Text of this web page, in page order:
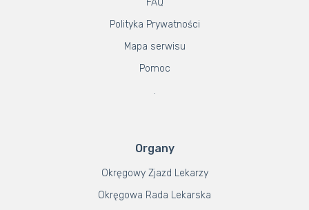
Polityka Prywatności
Mapa serwisu
Pomoc
.
Organy
Okręgowy Zjazd Lekarzy
Okręgowa Rada Lekarska